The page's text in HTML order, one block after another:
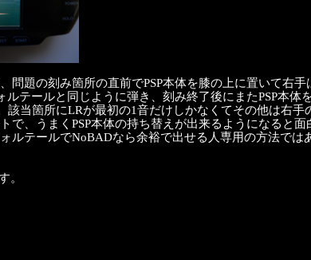
問題の刻み箇所の直前でPSP本体を膝の上に置いて右手
ルテールと同じように弾き、刻み終了後にまたPSP本体
該当箇所にLRが最初の1音だけしかなくてその他は右手
で、うまくPSP本体の持ち替えが出来るようになると面
ルテールでNoBADなら余裕で出せる人専用の方法では
。